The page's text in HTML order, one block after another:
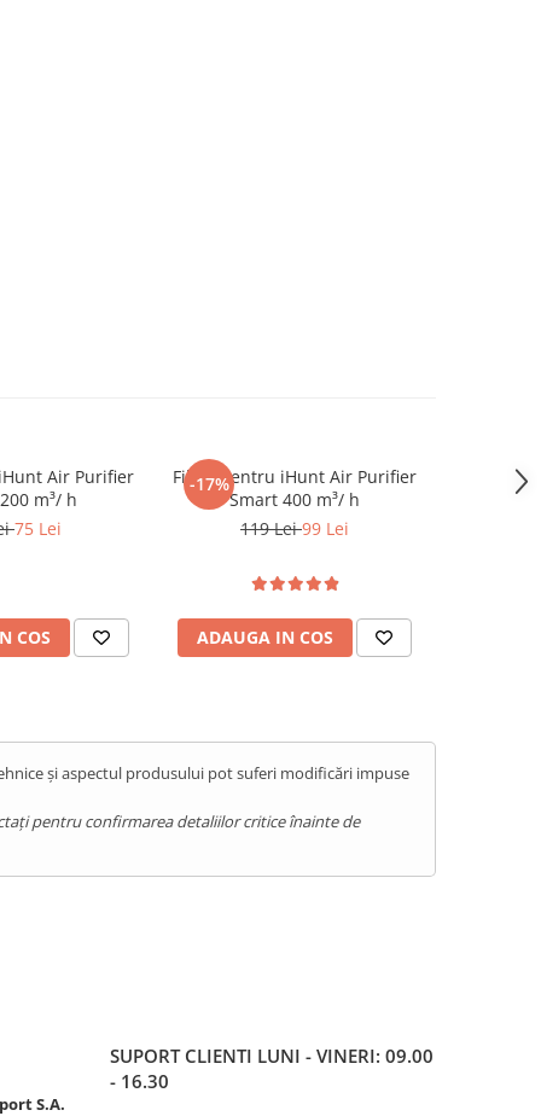
Air Purifier
m³/ h
75 Lei
COS
-17%
Filtru pentru iHunt Air Purifier
Smart 400 m³/ h
119 Lei99 Lei
ADAUGA IN COS
Perie
Vertical
și aspectul produsului pot suferi modificări impuse
pentru confirmarea detaliilor critice înainte de
S.A.
SUPORT CLIENTI LUNI - VINERI: 09.00
- 16.30